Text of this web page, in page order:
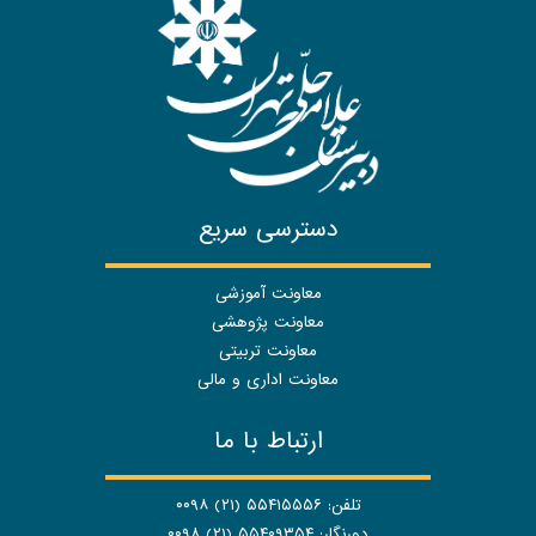
دسترسی سریع
معاونت آموزشی
معاونت پژوهشی
معاونت تربیتی
معاونت اداری و مالی
ارتباط با ما
تلفن: ۵۵۴۱۵۵۵۶ (۲۱) ۰۰۹۸